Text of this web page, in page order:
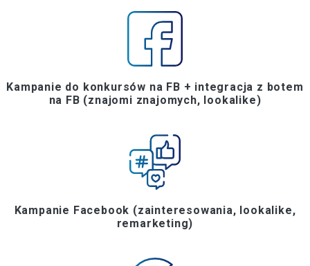
Kampanie do konkursów na FB + integracja z botem
na FB (znajomi znajomych, lookalike)
Kampanie Facebook (zainteresowania, lookalike,
remarketing)